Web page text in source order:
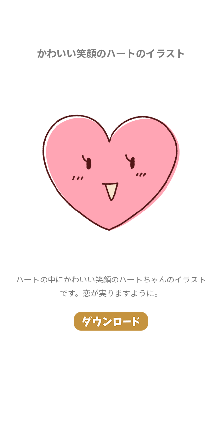
かわいい笑顔のハートのイラスト
ハートの中にかわいい笑顔のハートちゃんのイラスト
です。恋が実りますように。